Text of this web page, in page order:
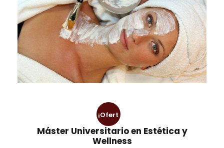
7
9
8
,
0
0
.
,
0
0
€
.
¡Ofert
a!
Máster Universitario en Estética y
Wellness